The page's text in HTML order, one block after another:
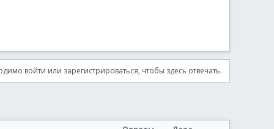
войти или зарегистрироваться, чтобы здесь отвечать.